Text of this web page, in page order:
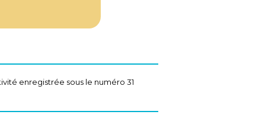
enregistrée sous le numéro 31